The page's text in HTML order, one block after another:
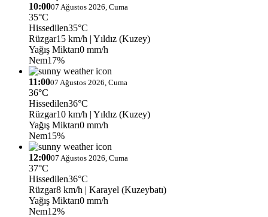
10:0007 Ağustos 2026, Cuma
35°C
Hissedilen35°C
Rüzgar15 km/h | Yıldız (Kuzey)
Yağış Miktarı0 mm/h
Nem17%
11:0007 Ağustos 2026, Cuma
36°C
Hissedilen36°C
Rüzgar10 km/h | Yıldız (Kuzey)
Yağış Miktarı0 mm/h
Nem15%
12:0007 Ağustos 2026, Cuma
37°C
Hissedilen36°C
Rüzgar8 km/h | Karayel (Kuzeybatı)
Yağış Miktarı0 mm/h
Nem12%